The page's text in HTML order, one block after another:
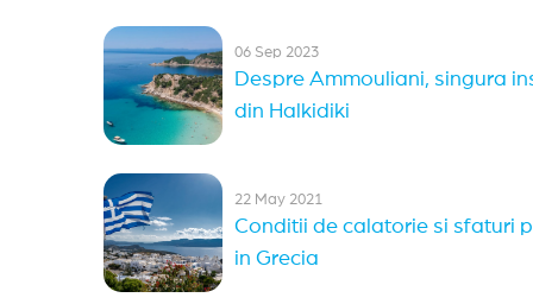
06 Sep 2023
Despre Ammouliani, singura
din Halkidiki
22 May 2021
Conditii de calatorie si sfaturi
in Grecia